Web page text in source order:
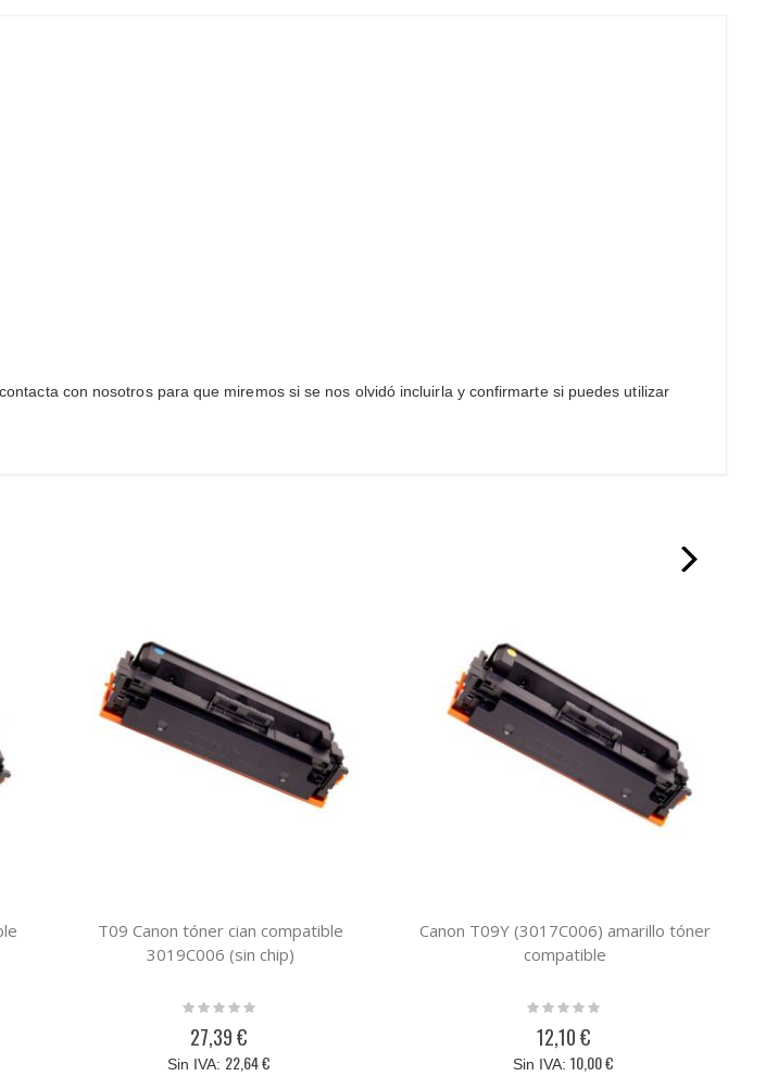
con nosotros para que miremos si se nos olvidó incluirla y confirmarte si puedes utilizar
T09 Canon tóner cian compatible
3019C006 (sin chip)
Rating:
27,39 €
22,64 €
Canon T09Y (3017C006) amarillo tóner
compatible
Rating:
12,10 €
10,00 €